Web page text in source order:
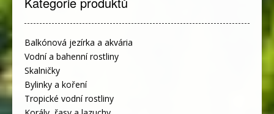
Balkónová jezírka a akvária
Vodní a bahenní rostliny
Skalničky
Bylinky a koření
Tropické vodní rostliny